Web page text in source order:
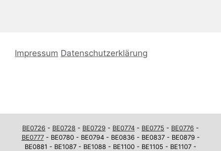
Impressum Datenschutzerklärung
BE0726 - BE0728 - BE0729 - BE0774 - BE0775 - BE0776 -
BE0777- BE0780 - BE0794 - BE0836 - BE0837 - BE0879 -
BE0881 - BE1087 - BE1088 - BE1100 - BE1105 - BE1107 -